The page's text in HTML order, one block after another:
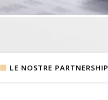
LE NOSTRE PARTNERSHIP